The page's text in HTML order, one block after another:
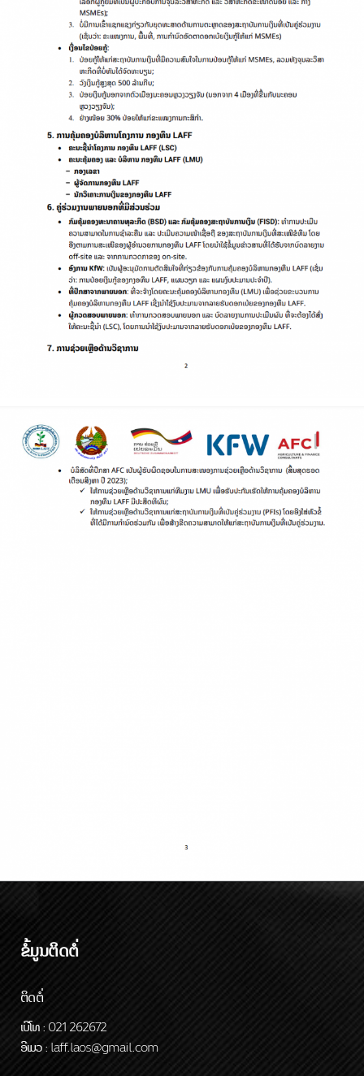
ຂໍ້ມູນຕິດຕໍ່
ຕິດຕໍ່
ເບີໂທ : 021 262672
ອີເມວ : laff.laos@gmail.com